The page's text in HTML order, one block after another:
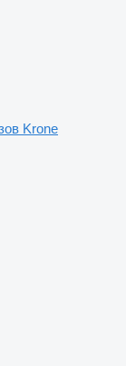
Krone